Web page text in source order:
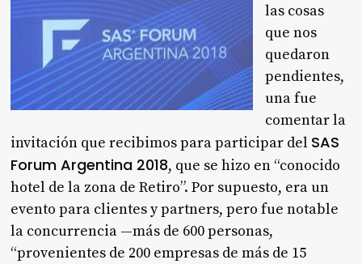
las cosas
que nos
quedaron
pendientes,
una fue
comentar la
invitación que recibimos para participar del SAS
Forum Argentina 2018, que se hizo en “conocido
hotel de la zona de Retiro”. Por supuesto, era un
evento para clientes y partners, pero fue notable
la concurrencia —más de 600 personas,
“provenientes de 200 empresas de más de 15